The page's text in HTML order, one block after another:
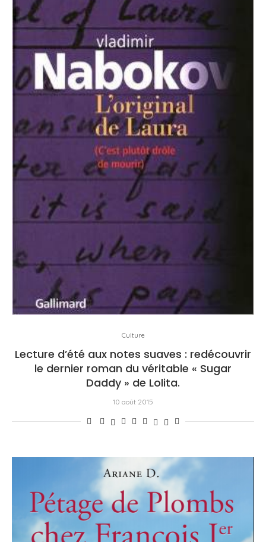
Culture
Lecture d’été aux notes suaves : redécouvrir
le dernier roman du véritable « Sugar
Daddy » de Lolita.
10 août 2015